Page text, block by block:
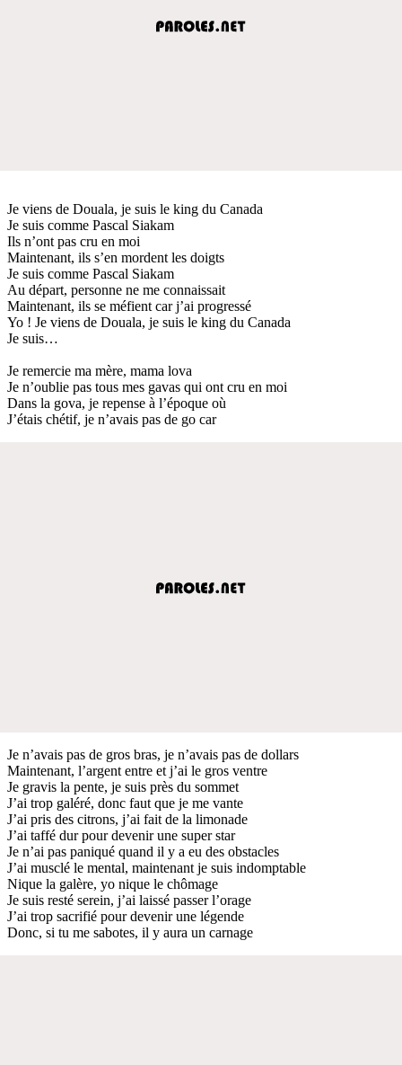
Je viens de Douala, je suis le king du Canada
Je suis comme Pascal Siakam
Ils n’ont pas cru en moi
Maintenant, ils s’en mordent les doigts
Je suis comme Pascal Siakam
Au départ, personne ne me connaissait
Maintenant, ils se méfient car j’ai progressé
Yo ! Je viens de Douala, je suis le king du Canada
Je suis…
Je remercie ma mère, mama lova
Je n’oublie pas tous mes gavas qui ont cru en moi
Dans la gova, je repense à l’époque où
J’étais chétif, je n’avais pas de go car
Je n’avais pas de gros bras, je n’avais pas de dollars
Maintenant, l’argent entre et j’ai le gros ventre
Je gravis la pente, je suis près du sommet
J’ai trop galéré, donc faut que je me vante
J’ai pris des citrons, j’ai fait de la limonade
J’ai taffé dur pour devenir une super star
Je n’ai pas paniqué quand il y a eu des obstacles
J’ai musclé le mental, maintenant je suis indomptable
Nique la galère, yo nique le chômage
Je suis resté serein, j’ai laissé passer l’orage
J’ai trop sacrifié pour devenir une légende
Donc, si tu me sabotes, il y aura un carnage